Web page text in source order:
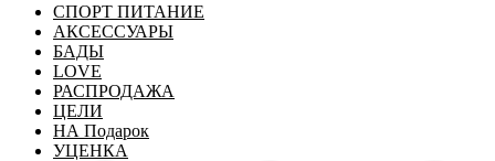
СПОРТ ПИТАНИЕ
АКСЕССУАРЫ
БАДЫ
LOVE
РАСПРОДАЖА
ЦЕЛИ
НА Подарок
УЦЕНКА